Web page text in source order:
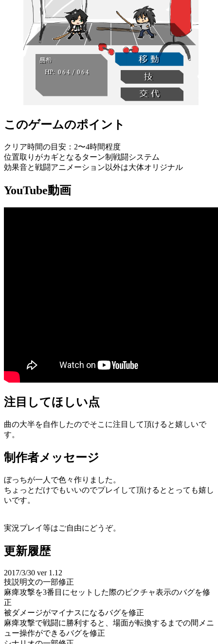
このゲームのポイント
クリア時間の目安：2〜4時間程度
位置取りがカギとなるターン制戦闘システム
効果音と戦闘アニメーション以外は大体オリジナル
YouTube動画
注目してほしい点
曲の大半を自作したのでそこに注目して頂けると嬉しいで
す。
制作者メッセージ
ぼっちが一人で色々作りました。
ちょっとだけでもいいのでプレイして頂けるととっても嬉し
いです。
実況プレイ等はご自由にどうぞ。
更新履歴
2017/3/30 ver 1.12
技説明文の一部修正
麻痺攻撃を3番目にセットした際のピクチャ表示のバグを修
正
被ダメージがマイナスになるバグを修正
麻痺攻撃で戦闘に勝利すると、場面が転換するまでの間メニ
ュー操作ができるバグを修正